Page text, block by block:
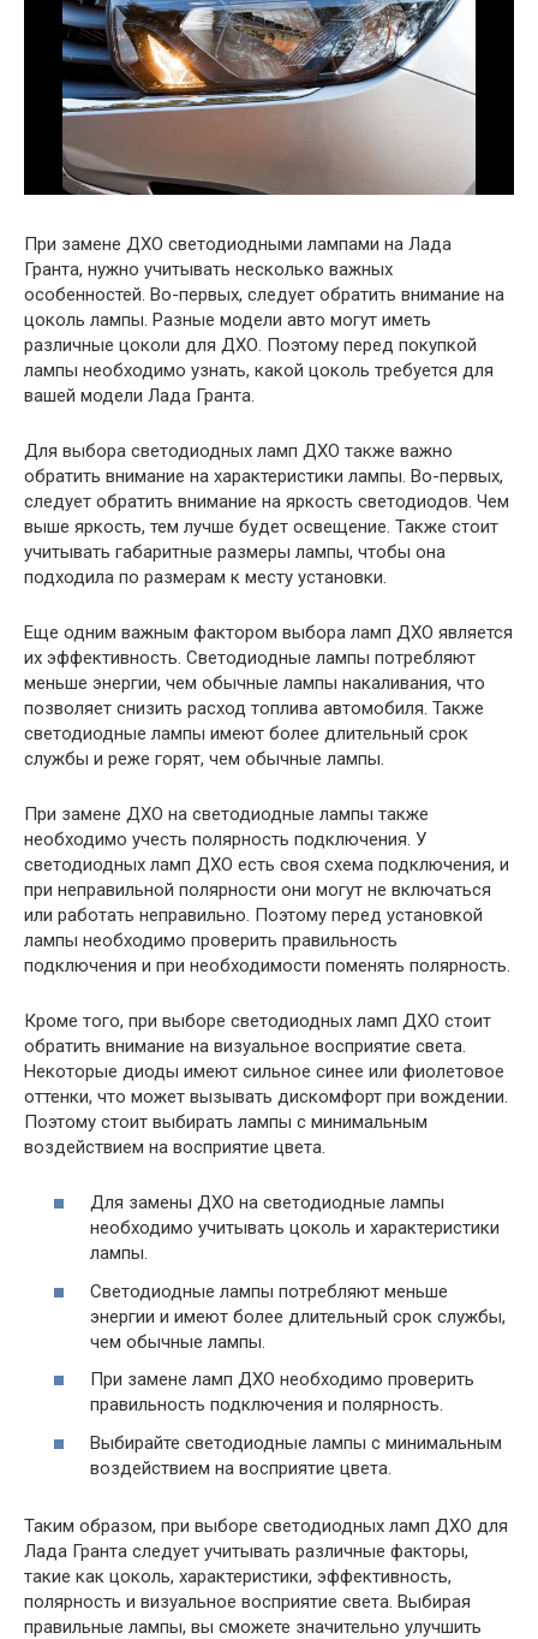
При замене ДХО светодиодными лампами на Лада
Гранта, нужно учитывать несколько важных
особенностей. Во-первых, следует обратить внимание на
цоколь лампы. Разные модели авто могут иметь
различные цоколи для ДХО. Поэтому перед покупкой
лампы необходимо узнать, какой цоколь требуется для
вашей модели Лада Гранта.
Для выбора светодиодных ламп ДХО также важно
обратить внимание на характеристики лампы. Во-первых,
следует обратить внимание на яркость светодиодов. Чем
выше яркость, тем лучше будет освещение. Также стоит
учитывать габаритные размеры лампы, чтобы она
подходила по размерам к месту установки.
Еще одним важным фактором выбора ламп ДХО является
их эффективность. Светодиодные лампы потребляют
меньше энергии, чем обычные лампы накаливания, что
позволяет снизить расход топлива автомобиля. Также
светодиодные лампы имеют более длительный срок
службы и реже горят, чем обычные лампы.
При замене ДХО на светодиодные лампы также
необходимо учесть полярность подключения. У
светодиодных ламп ДХО есть своя схема подключения, и
при неправильной полярности они могут не включаться
или работать неправильно. Поэтому перед установкой
лампы необходимо проверить правильность
подключения и при необходимости поменять полярность.
Кроме того, при выборе светодиодных ламп ДХО стоит
обратить внимание на визуальное восприятие света.
Некоторые диоды имеют сильное синее или фиолетовое
оттенки, что может вызывать дискомфорт при вождении.
Поэтому стоит выбирать лампы с минимальным
воздействием на восприятие цвета.
Для замены ДХО на светодиодные лампы
необходимо учитывать цоколь и характеристики
лампы.
Светодиодные лампы потребляют меньше
энергии и имеют более длительный срок службы,
чем обычные лампы.
При замене ламп ДХО необходимо проверить
правильность подключения и полярность.
Выбирайте светодиодные лампы с минимальным
воздействием на восприятие цвета.
Таким образом, при выборе светодиодных ламп ДХО для
Лада Гранта следует учитывать различные факторы,
такие как цоколь, характеристики, эффективность,
полярность и визуальное восприятие света. Выбирая
правильные лампы, вы сможете значительно улучшить